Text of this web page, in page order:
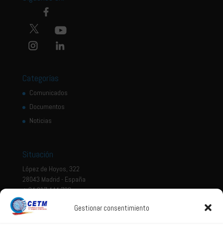
Gestionar consentimiento
Categorías
Comunicados
Documentos
Noticias
Situación
López de Hoyos, 322
28043 Madrid - España
+ 34 917 444 700